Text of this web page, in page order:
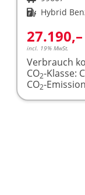
Kraftstoff Hybrid
incl. 19% MwSt.
Verbrauch
CO2-Klasse: C
CO2-